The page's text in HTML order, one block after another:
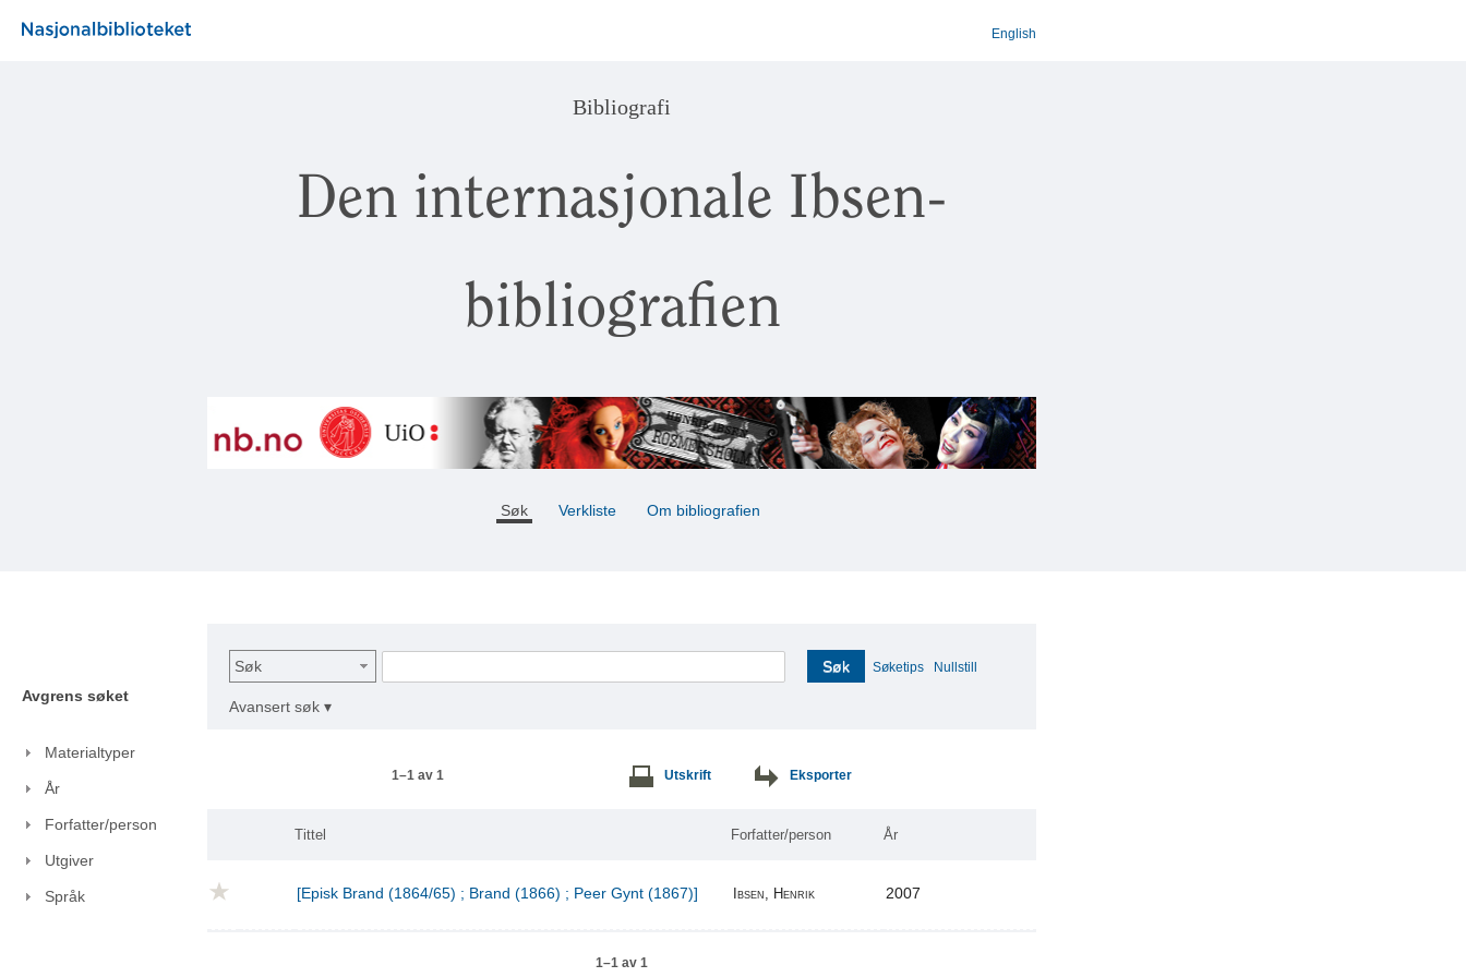
English
Bibliografi
Den internasjonale Ibsen-
bibliografien
Søk Verkliste Om bibliografien
Avgrens søket
Materialtyper
År
Forfatter/person
Utgiver
Språk
Søk Søk Søketips Nullstill
Avansert søk ▾
1–1 av 1 Utskrift Eksporter
Tittel Forfatter/person År
[Episk Brand (1864/65) ; Brand (1866) ; Peer Gynt (1867)] Ibsen, Henrik 2007
1–1 av 1